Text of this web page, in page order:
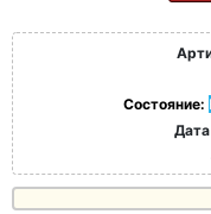
Состояние: